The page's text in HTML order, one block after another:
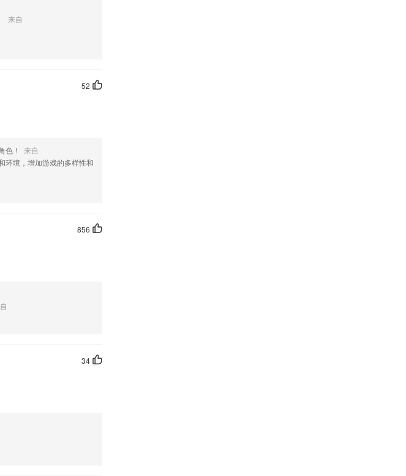
.
分评论，说出您的使用经
来自
52
色！
来自
环境，增加游戏的多样性和
856
34